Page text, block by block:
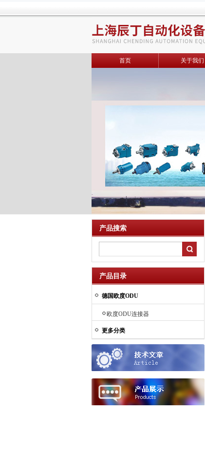
首页 关于我们
产品搜索
产品目录
德国欧度ODU
欧度ODU连接器
更多分类